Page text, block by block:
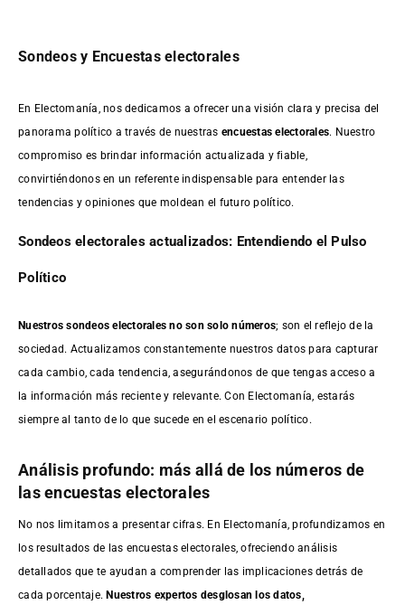
Sondeos y Encuestas electorales
En Electomanía, nos dedicamos a ofrecer una visión clara y precisa del
panorama político a través de nuestras encuestas electorales. Nuestro
compromiso es brindar información actualizada y fiable,
convirtiéndonos en un referente indispensable para entender las
tendencias y opiniones que moldean el futuro político.
Sondeos electorales actualizados: Entendiendo el Pulso
Político
Nuestros sondeos electorales no son solo números; son el reflejo de la
sociedad. Actualizamos constantemente nuestros datos para capturar
cada cambio, cada tendencia, asegurándonos de que tengas acceso a
la información más reciente y relevante. Con Electomanía, estarás
siempre al tanto de lo que sucede en el escenario político.
Análisis profundo: más allá de los números de
las encuestas electorales
No nos limitamos a presentar cifras. En Electomanía, profundizamos en
los resultados de las encuestas electorales, ofreciendo análisis
detallados que te ayudan a comprender las implicaciones detrás de
cada porcentaje.Nuestros expertos desglosan los datos,